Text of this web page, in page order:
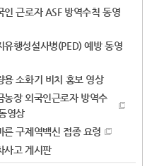
인 근로자 ASF 방역수칙 동영
유행성설사병(PED) 예방 동영
용 소화기 비치 홍보 영상
농장 외국인근로자 방역수
영상
른 구제역백신 접종 요령
사고 게시판